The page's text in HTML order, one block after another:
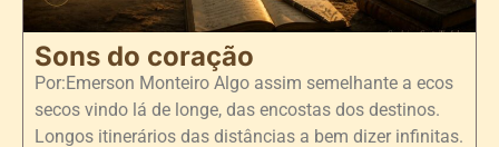
Sons do coração
Por:Emerson Monteiro Algo assim semelhante a ecos
secos vindo lá de longe, das encostas dos destinos.
Longos itinerários das distâncias a bem dizer infinitas.